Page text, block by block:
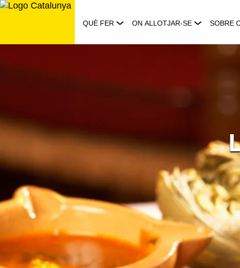
Saltar
QUÈ FER ON ALLOTJAR-SE SOBRE